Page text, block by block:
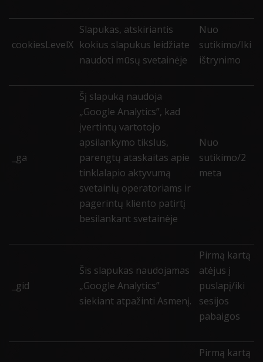
cookiesLevelX
Slapukas, atskiriantis
kokius slapukus leidžiate
naudoti mūsų svetainėje
Nuo
sutikimo/Iki
ištrynimo
_ga
Šį slapuką naudoja
„Google Analytics”, kad
įvertintų vartotojo
apsilankymo tikslus,
parengtų ataskaitas apie
tinklalapio aktyvumą
svetainių operatoriams ir
pagerintų kliento patirtį
besilankant svetainėje
Nuo
sutikimo/2
meta
_gid
Šis slapukas naudojamas
„Google Analytics”
siekiant atpažinti Asmenį.
Pirmą kartą
atėjus į
puslapį/iki
sesijos
pabaigos
Pirmą kartą